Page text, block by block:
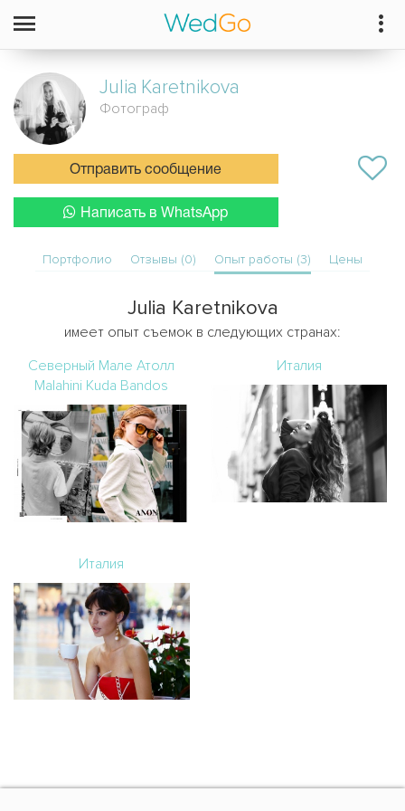
Julia Karetnikova
Фотограф
Отправить сообщение
Написать в WhatsApp
Портфолио Отзывы (0) Опыт работы (3) Цены
Julia Karetnikova
имеет опыт съемок в следующих странах:
Северный Мале Атолл
Malahini Kuda Bandos
Италия
Италия